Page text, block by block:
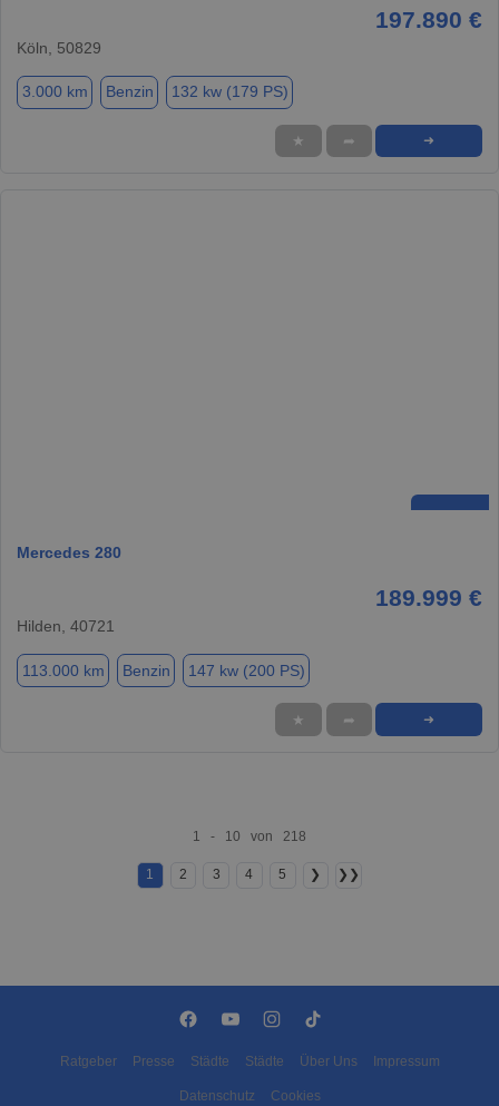
197.890 €
Köln, 50829
3.000 km Benzin 132 kw (179 PS)
★ ➦ ➜
Mercedes 280
189.999 €
Hilden, 40721
113.000 km Benzin 147 kw (200 PS)
★ ➦ ➜
1 - 10 von 218
1 2 3 4 5 ❯ ❯❯
Ratgeber Presse Städte Städte Über Uns Impressum
Datenschutz Cookies